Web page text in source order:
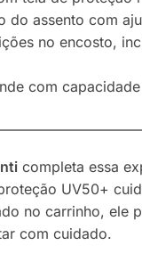
do assento com
no encosto,
com
completa essa
UV50+
no carrinho, ele
com cuidado.